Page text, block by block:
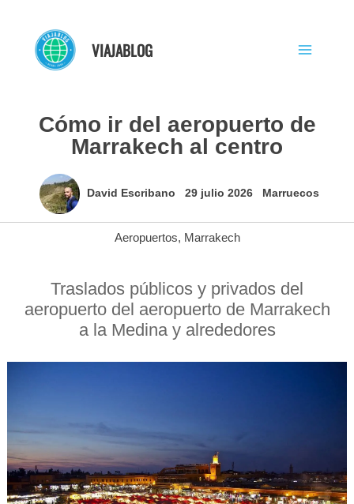
contenido
VIAJABLOG
Cómo ir del aeropuerto de
Marrakech al centro
David Escribano 29 julio 2026 Marruecos
Aeropuertos, Marrakech
Traslados públicos y privados del
aeropuerto del aeropuerto de Marrakech
a la Medina y alrededores